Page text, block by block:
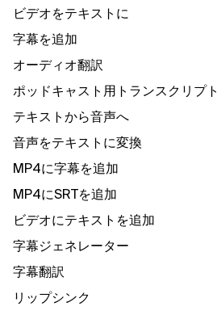
ビデオをテキストに
字幕を追加
オーディオ翻訳
ポッドキャスト用トランスクリプト
テキストから音声へ
音声をテキストに変換
MP4に字幕を追加
MP4にSRTを追加
ビデオにテキストを追加
字幕ジェネレーター
字幕翻訳
リップシンク